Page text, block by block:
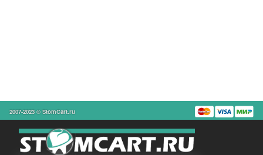
2007-2023 © StomCart.ru